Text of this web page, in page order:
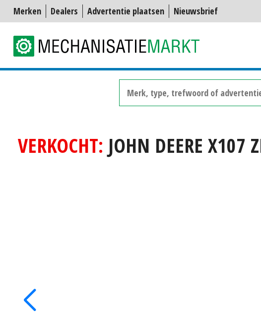
Merken Dealers Advertentie plaatsen Nieuwsbrief
VERKOCHT: JOHN DEERE